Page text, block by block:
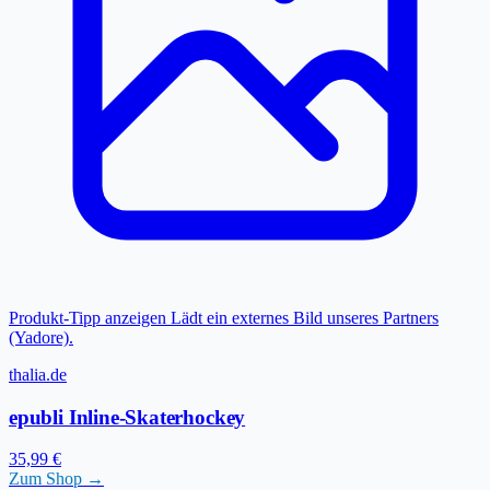
Produkt-Tipp anzeigen Lädt ein externes Bild unseres Partners
(Yadore).
thalia.de
epubli Inline-Skaterhockey
35,99 €
Zum Shop →